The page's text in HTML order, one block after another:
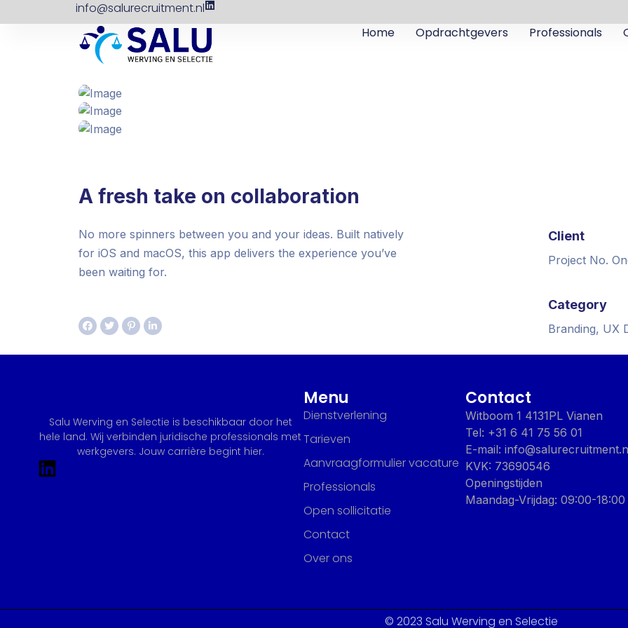
info@salurecruitment.nl
Home
Opdrachtgevers Professionals
A fresh take on collaboration
No more spinners between you and your ideas. Built natively
for iOS and macOS, this app delivers the experience you’ve
been waiting for.
Client
Project No.
Category
Branding, UX
Salu Werving en Selectie is beschikbaar door het
hele land. Wij verbinden juridische professionals met
werkgevers. Jouw carrière begint hier.
Menu
Dienstverlening
Tarieven
Aanvraagformulier vacature
Professionals
Open sollicitatie
Contact
Over ons
Contact
Witboom 1 4131PL Vianen
Tel: +31 6 41 75 56 01
E-mail:
KVK: 73690546
Openingstijden
Maandag-Vrijdag: 09:00-18:00
© 2023 Salu Werving en Selectie